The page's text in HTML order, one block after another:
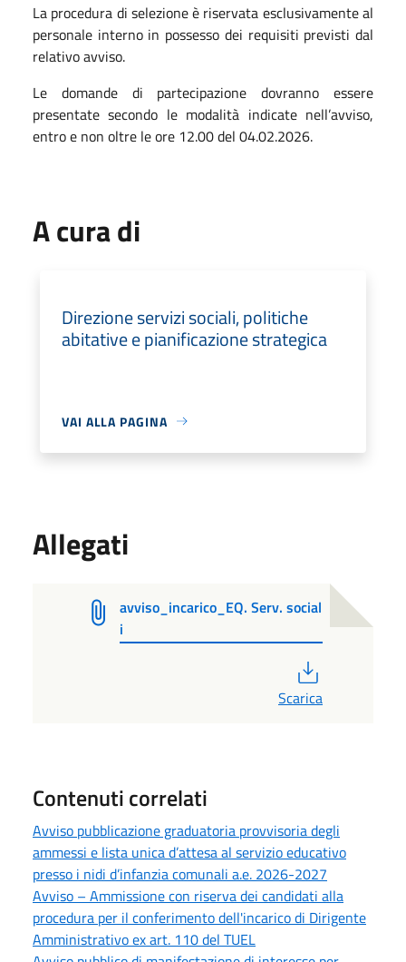
La procedura di selezione è riservata esclusivamente al
personale interno in possesso dei requisiti previsti dal
relativo avviso.
Le domande di partecipazione dovranno essere
presentate secondo le modalità indicate nell’avviso,
entro e non oltre le ore 12.00 del 04.02.2026.
A cura di
Direzione servizi sociali, politiche
abitative e pianificazione strategica
VAI ALLA PAGINA
Allegati
avviso_incarico_EQ. Serv. social
i
Scarica
Contenuti correlati
Avviso pubblicazione graduatoria provvisoria degli
ammessi e lista unica d’attesa al servizio educativo
presso i nidi d’infanzia comunali a.e. 2026-2027
Avviso – Ammissione con riserva dei candidati alla
procedura per il conferimento dell'incarico di Dirigente
Amministrativo ex art. 110 del TUEL